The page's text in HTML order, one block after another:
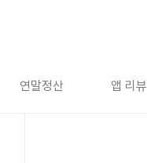
연말정산 앱 리뷰